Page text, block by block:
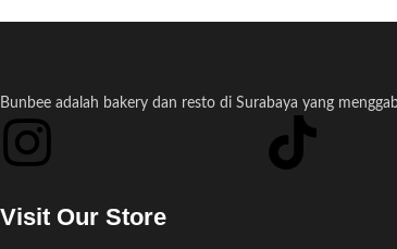
Bunbee adalah bakery dan resto di Surabaya yang
Visit Our Store